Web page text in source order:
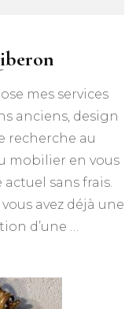
mes services
anciens, design
recherche au
mobilier en vous
sans frais.
avez déjà une
d’une …